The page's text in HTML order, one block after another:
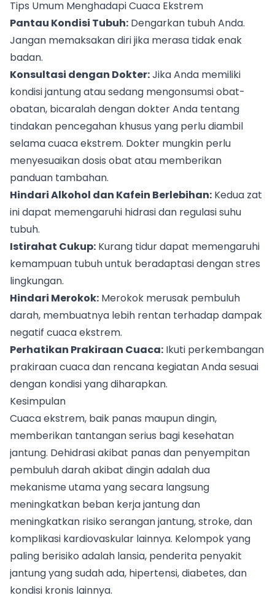
Tips Umum Menghadapi Cuaca Ekstrem
Pantau Kondisi Tubuh: Dengarkan tubuh Anda.
Jangan memaksakan diri jika merasa tidak enak
badan.
Konsultasi dengan Dokter:Jika Anda memiliki
kondisi jantung atau sedang mengonsumsi obat-
obatan, bicaralah dengan dokter Anda tentang
tindakan pencegahan khusus yang perlu diambil
selama cuaca ekstrem. Dokter mungkin perlu
menyesuaikan dosis obat atau memberikan
panduan tambahan.
Hindari Alkohol dan Kafein Berlebihan: Kedua zat
ini dapat memengaruhi hidrasi dan regulasi suhu
tubuh.
Istirahat Cukup: Kurang tidur dapat memengaruhi
kemampuan tubuh untuk beradaptasi dengan stres
lingkungan.
Hindari Merokok: Merokok merusak pembuluh
darah, membuatnya lebih rentan terhadap dampak
negatif cuaca ekstrem.
Perhatikan Prakiraan Cuaca: Ikuti perkembangan
prakiraan cuaca dan rencana kegiatan Anda sesuai
dengan kondisi yang diharapkan.
Kesimpulan
Cuaca ekstrem, baik panas maupun dingin,
memberikan tantangan serius bagi kesehatan
jantung. Dehidrasi akibat panas dan penyempitan
pembuluh darah akibat dingin adalah dua
mekanisme utama yang secara langsung
meningkatkan beban kerja jantung dan
meningkatkan risiko serangan jantung, stroke, dan
komplikasi kardiovaskular lainnya. Kelompok yang
paling berisiko adalah lansia, penderita penyakit
jantung yang sudah ada, hipertensi, diabetes, dan
kondisi kronis lainnya.